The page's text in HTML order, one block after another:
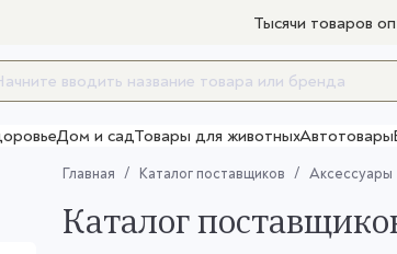
Тысячи товаров
Дом и садТовары для животныхАвтотовары
Главная Каталог поставщиков Аксессуары
Каталог